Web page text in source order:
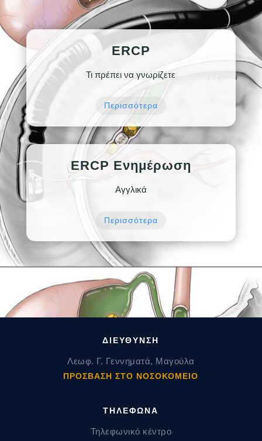
ERCP
Τι πρέπει να γνωρίζετε
Περισσότερα
ERCP Ενημέρωση
Αγγλικά
Περισσότερα
ΔΙΕΥΘΥΝΣΗ
Λεωφ. Γ. Γεννηματά, Μαγούλα
ΠΡΟΣΒΑΣΗ ΣΤΟ ΝΟΣΟΚΟΜΕΙΟ
ΤΗΛΕΦΩΝΑ
Τηλεφωνικό κέντρο